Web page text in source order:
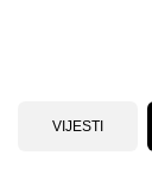
VIJESTI